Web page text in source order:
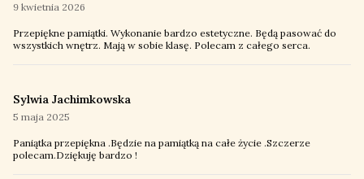
9 kwietnia 2026
Przepiękne pamiątki. Wykonanie bardzo estetyczne. Będą pasować do
wszystkich wnętrz. Mają w sobie klasę. Polecam z całego serca.
Sylwia Jachimkowska
5 maja 2025
Paniątka przepiękna .Będzie na pamiątką na całe życie .Szczerze
polecam.Dziękuję bardzo !